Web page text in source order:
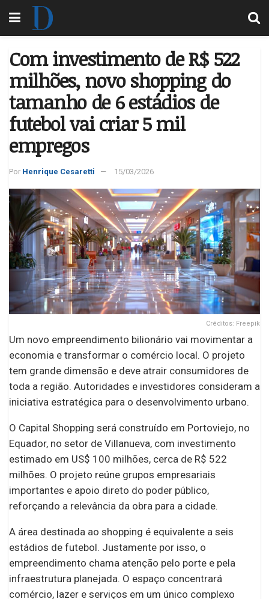
Com investimento de R$ 522
milhões, novo shopping do
tamanho de 6 estádios de
futebol vai criar 5 mil
empregos
Por Henrique Cesaretti 15/03/2026
Créditos: Freepik
Um novo empreendimento bilionário vai movimentar a
economia e transformar o comércio local. O projeto
tem grande dimensão e deve atrair consumidores de
toda a região. Autoridades e investidores consideram a
iniciativa estratégica para o desenvolvimento urbano.
O Capital Shopping será construído em Portoviejo, no
Equador, no setor de Villanueva, com investimento
estimado em US$ 100 milhões, cerca de R$ 522
milhões. O projeto reúne grupos empresariais
importantes e apoio direto do poder público,
reforçando a relevância da obra para a cidade.
A área destinada ao shopping é equivalente a seis
estádios de futebol. Justamente por isso, o
empreendimento chama atenção pelo porte e pela
infraestrutura planejada. O espaço concentrará
comércio, lazer e serviços em um único complexo